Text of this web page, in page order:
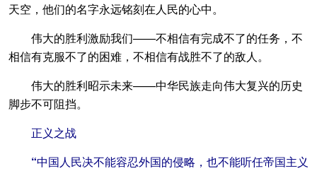
天空，他们的名字永远铭刻在人民的心中。
伟大的胜利激励我们——不相信有完成不了的任务，不
相信有克服不了的困难，不相信有战胜不了的敌人。
伟大的胜利昭示未来——中华民族走向伟大复兴的历史
脚步不可阻挡。
正义之战
“中国人民决不能容忍外国的侵略，也不能听任帝国主义